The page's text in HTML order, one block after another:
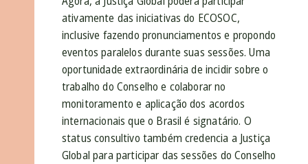
ativamente das iniciativas do ECOSOC,
inclusive fazendo pronunciamentos e propondo
eventos paralelos durante suas sessões. Uma
oportunidade extraordinária de incidir sobre o
trabalho do Conselho e colaborar no
monitoramento e aplicação dos acordos
internacionais que o Brasil é signatário. O
status consultivo também credencia a Justiça
Global para participar das sessões do Conselho